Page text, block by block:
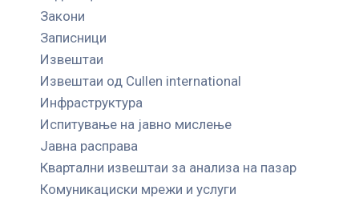
Закони
Записници
Извештаи
Извештаи од Cullen international
Инфраструктура
Испитување на јавно мислење
Јавна расправа
Квартални извештаи за анализа на пазар
Комуникациски мрежи и услуги